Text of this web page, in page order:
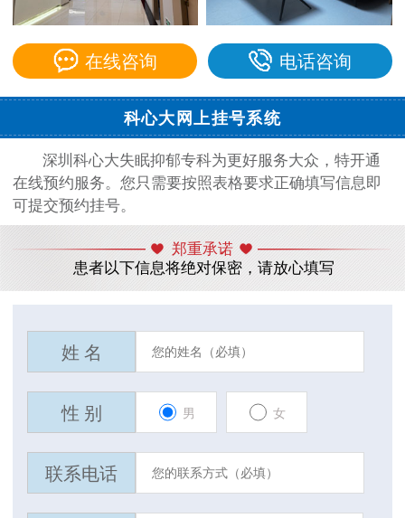
在线咨询 电话咨询
科心大网上挂号系统
深圳科心大失眠抑郁专科为更好服务大众，特开通
在线预约服务。您只需要按照表格要求正确填写信息即
可提交预约挂号。
郑重承诺
患者以下信息将绝对保密，请放心填写
姓 名
性 别 男 女
联系电话